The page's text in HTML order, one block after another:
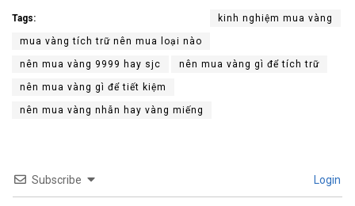
Tags: kinh nghiệm mua vàng
mua vàng tích trữ nên mua loại nào
nên mua vàng 9999 hay sjc nên mua vàng gì để tích trữ
nên mua vàng gì để tiết kiệm
nên mua vàng nhẫn hay vàng miếng
Subscribe Login